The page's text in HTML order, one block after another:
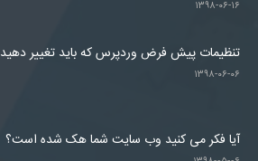
۱۳۹۸-۰۶-۱۶
تنظیمات پیش فرض وردپرس که باید تغییر دهید
۱۳۹۸-۰۶-۰۶
آیا فکر می کنید وب سایت شما هک شده است؟